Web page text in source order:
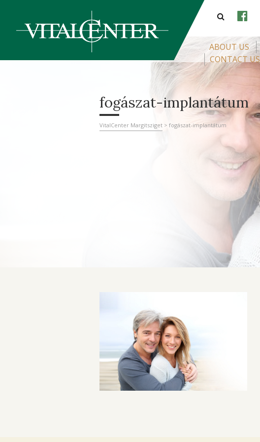
ABOUT US
CONTACT US
fogászat-implantátum
VitalCenter Margitsziget > fogászat-implantátum